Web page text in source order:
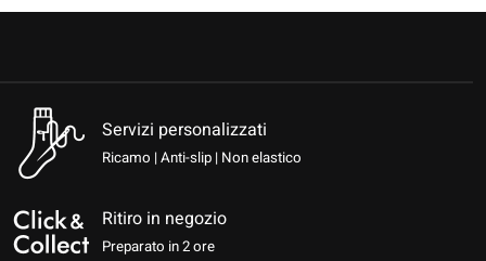
Servizi personalizzati
Ricamo | Anti-slip | Non elastico
Ritiro in negozio
Preparato in 2 ore